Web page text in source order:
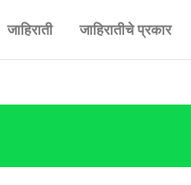
जाहिराती जाहिरातीचे प्रकार